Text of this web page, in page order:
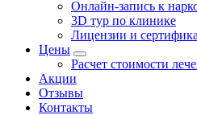
Онлайн-запись к
3D тур по клинике
Лицензии и
Цены
Расчет стоимости
Акции
Отзывы
Контакты